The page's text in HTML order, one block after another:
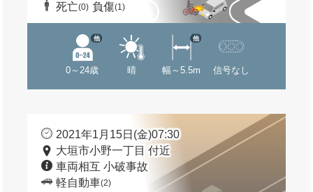
死亡(0) 負傷(1)
0～24歳
他
晴 幅～5.5m
他
信号なし
2021年1月15日(金)07:30
大垣市小野一丁目 付近
車両相互 小破事故
軽自動車(2)